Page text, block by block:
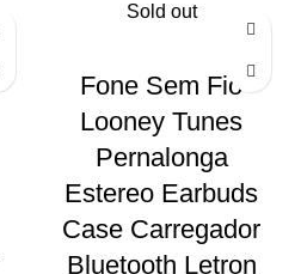
Sold out
Fone Sem Fio
Looney Tunes
Pernalonga
Estereo Earbuds
Case Carregador
Bluetooth Letron